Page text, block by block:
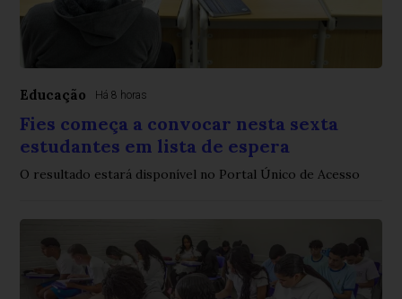
Educação Há 8 horas
Fies começa a convocar nesta sexta
estudantes em lista de espera
O resultado estará disponível no Portal Único de Acesso